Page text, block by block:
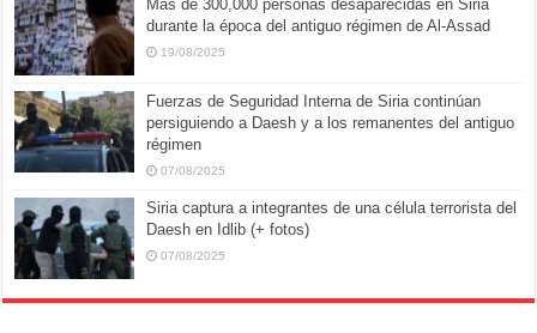
Más de 300,000 personas desaparecidas en Siria
durante la época del antiguo régimen de Al-Assad
19/08/2025
Fuerzas de Seguridad Interna de Siria continúan
persiguiendo a Daesh y a los remanentes del antiguo
régimen
07/08/2025
Siria captura a integrantes de una célula terrorista del
Daesh en Idlib (+ fotos)
07/08/2025